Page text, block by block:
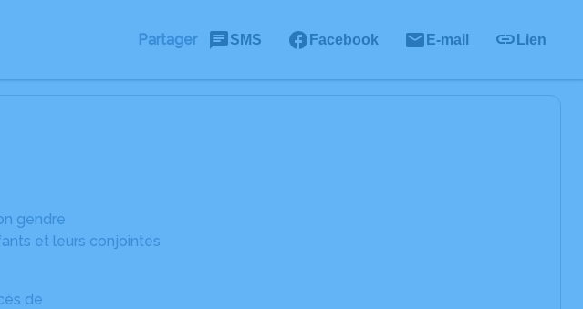
Partager SMS Facebook E-mail Lien
gendre
et leurs conjointes
de